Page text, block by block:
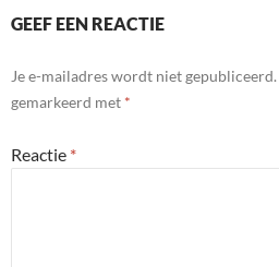
GEEF EEN REACTIE
Je e-mailadres wordt niet gepubliceerd.
gemarkeerd met *
Reactie *